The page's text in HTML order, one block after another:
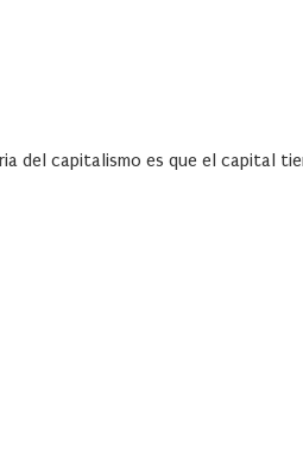
capitalismo es que el capital